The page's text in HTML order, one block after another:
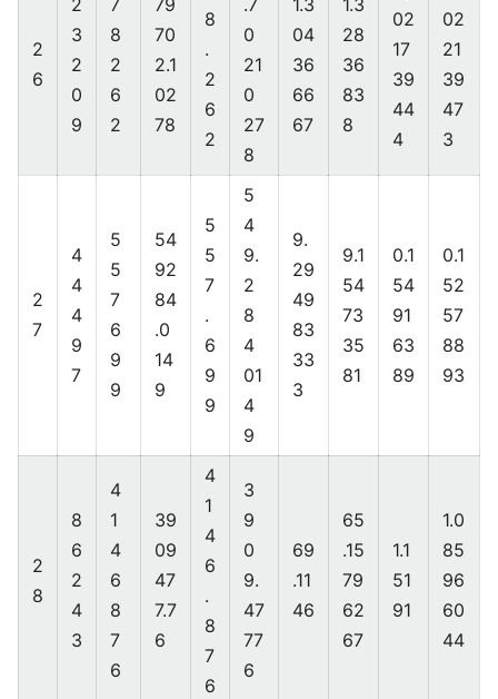
2
6
2
3
2
0
9
7
8
2
6
2
79
70
2.1
02
78
8
.
2
6
2
.7
0
21
0
27
8
1.3
04
36
66
67
1.3
28
36
83
8
02
17
39
44
4
02
21
39
47
3
2
7
4
4
4
9
7
5
5
7
6
9
9
54
92
84
.0
14
9
5
5
7
.
6
9
9
5
4
9.
2
8
4
01
4
9
9.
29
49
83
33
3
9.1
54
73
35
81
0.1
54
91
63
89
0.1
52
57
88
93
2
8
8
6
2
4
3
4
1
4
6
8
7
6
39
09
47
7.7
6
4
1
4
6
.
8
7
6
3
9
0
9.
47
77
6
69
.11
46
65
.15
79
62
67
1.1
51
91
1.0
85
96
60
44